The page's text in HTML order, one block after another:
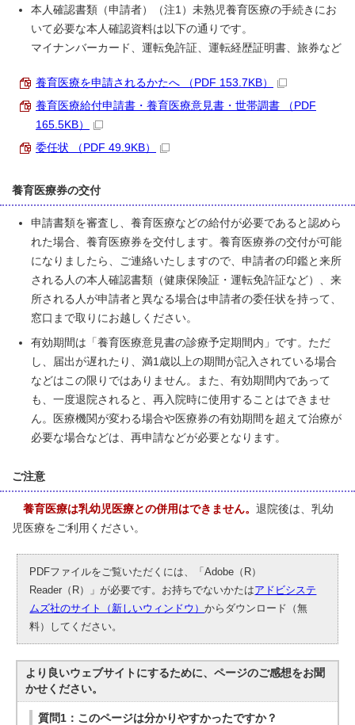
本人確認書類（申請者）（注1）未熟児養育医療の手続きにお
いて必要な本人確認資料は以下の通りです。
マイナンバーカード、運転免許証、運転経歴証明書、旅券など
養育医療を申請されるかたへ （PDF 153.7KB）
養育医療給付申請書・養育医療意見書・世帯調書 （PDF
165.5KB）
委任状 （PDF 49.9KB）
養育医療券の交付
申請書類を審査し、養育医療などの給付が必要であると認めら
れた場合、養育医療券を交付します。養育医療券の交付が可能
になりましたら、ご連絡いたしますので、申請者の印鑑と来所
される人の本人確認書類（健康保険証・運転免許証など）、来
所される人が申請者と異なる場合は申請者の委任状を持って、
窓口まで取りにお越しください。
有効期間は「養育医療意見書の診療予定期間内」です。ただ
し、届出が遅れたり、満1歳以上の期間が記入されている場合
などはこの限りではありません。また、有効期間内であって
も、一度退院されると、再入院時に使用することはできませ
ん。医療機関が変わる場合や医療券の有効期間を超えて治療が
必要な場合などは、再申請などが必要となります。
ご注意
養育医療は乳幼児医療との併用はできません。 退院後は、乳幼
児医療をご利用ください。
PDFファイルをご覧いただくには、「Adobe（R）
Reader（R）」が必要です。お持ちでないかたはアドビシステ
ムズ社のサイト（新しいウィンドウ）からダウンロード（無
料）してください。
より良いウェブサイトにするために、ページのご感想をお聞
かせください。
質問1：このページは分かりやすかったですか？